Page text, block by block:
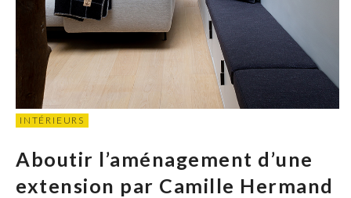
INTÉRIEURS
Aboutir l’aménagement d’une
extension par Camille Hermand